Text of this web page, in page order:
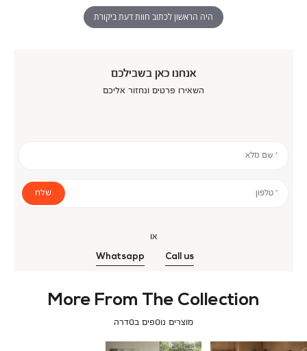
היה הראשון לכתוב חוות דעת ביקורת
אנחנו כאן בשבילכם
השאירו פרטים ונחזור אליכם
* שם מלא
* טלפון שלח
או
Call us
Whatsapp
More From The Collection
מוצרים נוספים בסדרה